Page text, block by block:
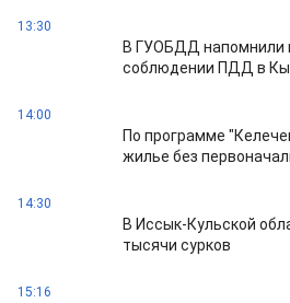
13:30
В ГУОБДД напомнили
соблюдении ПДД в
14:00
По программе
жилье без
14:30
В Иссык-Кульской
тысячи сурков
15:16